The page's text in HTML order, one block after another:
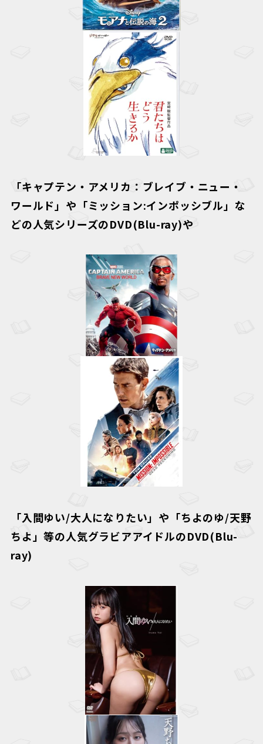
「キャプテン・アメリカ：ブレイブ・ニュー・
ワールド」や「ミッション:インポッシブル」な
どの人気シリーズのDVD(Blu-ray)や
「入間ゆい/大人になりたい」や「ちよのゆ/天野
ちよ 」等の人気グラビアアイドルのDVD(Blu-
ray)